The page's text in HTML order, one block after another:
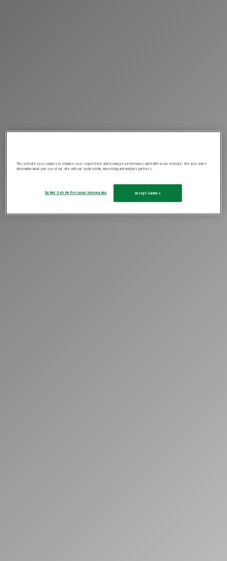
This website uses cookies to enhance user experience and to analyze performance and traffic on our website. We also share
information about your use of our site with our social media, advertising and analytics partners.
Do Not Sell My Personal Information Accept Cookies